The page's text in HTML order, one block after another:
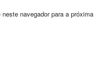
navegador para a próxima